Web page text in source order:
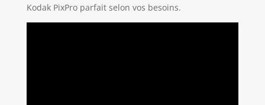
Kodak PixPro parfait selon vos besoins.